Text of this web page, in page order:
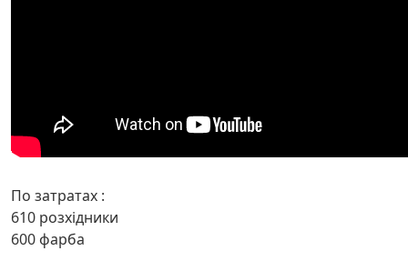
По затратах :
610 розхідники
600 фарба